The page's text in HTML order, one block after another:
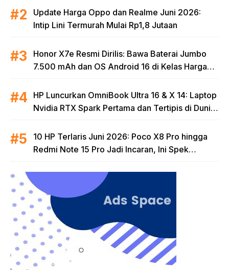
Update Harga Oppo dan Realme Juni 2026:
Intip Lini Termurah Mulai Rp1,8 Jutaan
Honor X7e Resmi Dirilis: Bawa Baterai Jumbo
7.500 mAh dan OS Android 16 di Kelas Harga
HP Luncurkan OmniBook Ultra 16 & X 14: Laptop
Nvidia RTX Spark Pertama dan Tertipis di Dunia
10 HP Terlaris Juni 2026: Poco X8 Pro hingga
Redmi Note 15 Pro Jadi Incaran, Ini Spek